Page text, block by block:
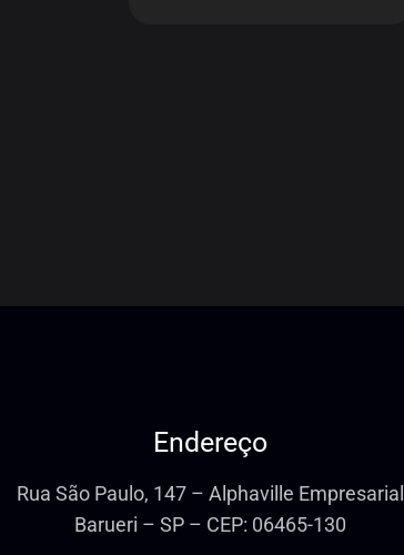
Endereço
Rua São Paulo, 147 – Alphaville Empresarial
Barueri – SP – CEP: 06465-130